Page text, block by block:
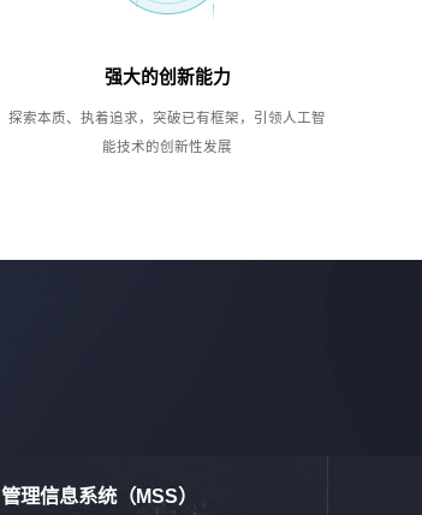
强大的创新能力
探索本质、执着追求，突破已有框架，引领人工智
能技术的创新性发展
管理信息系统（MSS）